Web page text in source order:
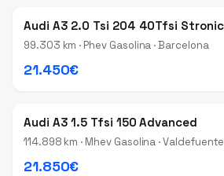
Audi A3 2.0 Tsi 204 40Tfsi
99.303 km · Phev Gasolina · Barcelona
21.450€
Audi A3 1.5 Tfsi 150 Advanced
114.898 km · Mhev Gasolina ·
21.850€